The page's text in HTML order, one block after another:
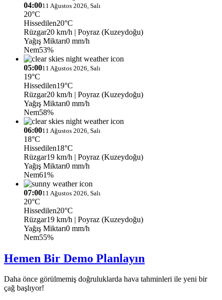
04:0011 Ağustos 2026, Salı
20°C
Hissedilen20°C
Rüzgar20 km/h | Poyraz (Kuzeydoğu)
Yağış Miktarı0 mm/h
Nem53%
05:0011 Ağustos 2026, Salı
19°C
Hissedilen19°C
Rüzgar20 km/h | Poyraz (Kuzeydoğu)
Yağış Miktarı0 mm/h
Nem58%
06:0011 Ağustos 2026, Salı
18°C
Hissedilen18°C
Rüzgar19 km/h | Poyraz (Kuzeydoğu)
Yağış Miktarı0 mm/h
Nem61%
07:0011 Ağustos 2026, Salı
20°C
Hissedilen20°C
Rüzgar19 km/h | Poyraz (Kuzeydoğu)
Yağış Miktarı0 mm/h
Nem55%
Hemen Bir Demo Planlayın
Daha önce görülmemiş doğruluklarda hava tahminleri ile yeni bir
çağ başlıyor!